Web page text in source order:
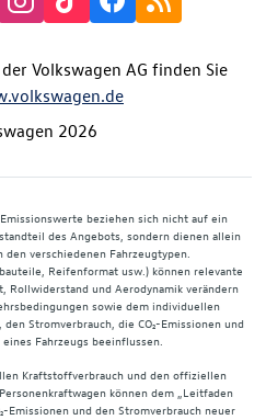
Volkswagen AG finden Sie
2026
beziehen sich nicht auf ein
des Angebots, sondern dienen allein
verschiedenen Fahrzeugtypen.
Reifenformat usw.) können relevante
Rollwiderstand und Aerodynamik verändern
sowie dem individuellen
Stromverbrauch, die CO₂-Emissionen und
Fahrzeugs beeinflussen.
Kraftstoffverbrauch und den offiziellen
können dem „Leitfaden
Emissionen und den Stromverbrauch neuer